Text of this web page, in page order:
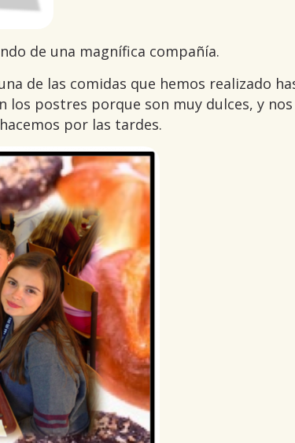
de una magnífica compañía.
de las comidas que hemos realizado
postres porque son muy dulces, y nos
por las tardes.